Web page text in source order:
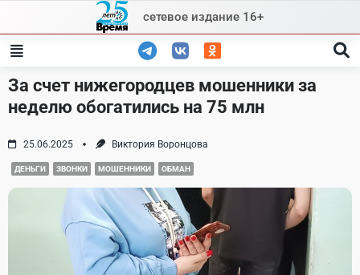
content
сетевое издание 16+
За счет нижегородцев мошенники за
неделю обогатились на 75 млн
25.06.2025 Виктория Воронцова
ДЕНЬГИ ЗВОНКИ МОШЕННИКИ ОБМАН